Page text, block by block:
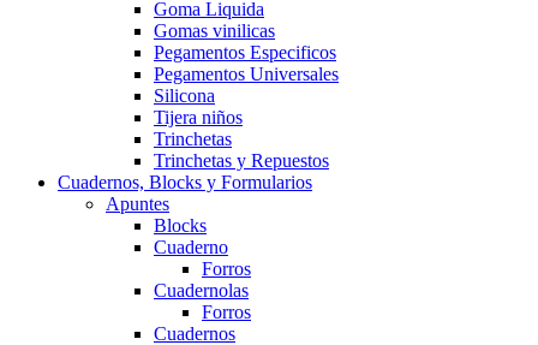
Goma Liquida
Gomas vinilicas
Pegamentos Especificos
Pegamentos Universales
Silicona
Tijera niños
Trinchetas
Trinchetas y Repuestos
Cuadernos, Blocks y Formularios
Apuntes
Blocks
Cuaderno
Forros
Cuadernolas
Forros
Cuadernos